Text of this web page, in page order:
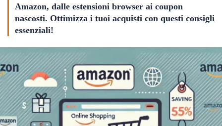
Amazon, dalle estensioni browser ai coupon
nascosti. Ottimizza i tuoi acquisti con questi consigli
essenziali!